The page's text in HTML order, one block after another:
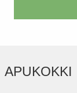
APUKOKKI